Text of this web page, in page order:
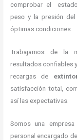
comprobar el
peso y la presión del
óptimas condiciones.
Trabajamos de la
resultados confiables
recargas de
satisfacción total,
así las expectativas.
Somos una
personal encargado